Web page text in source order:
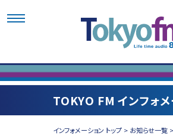
TOKYO FM インフォメ
インフォメーション トップ > お知らせ一覧